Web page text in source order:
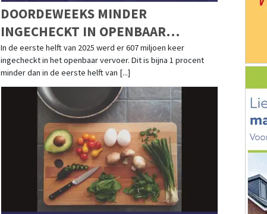
DOORDEWEEKS MINDER
INGECHECKT IN OPENBAAR
VERVOER, IN WEEKEND JUIST MEER
In de eerste helft van 2025 werd er 607 miljoen keer
ingecheckt in het openbaar vervoer. Dit is bijna 1 procent
minder dan in de eerste helft van [...]